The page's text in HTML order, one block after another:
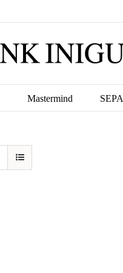
Mastermind SEPA